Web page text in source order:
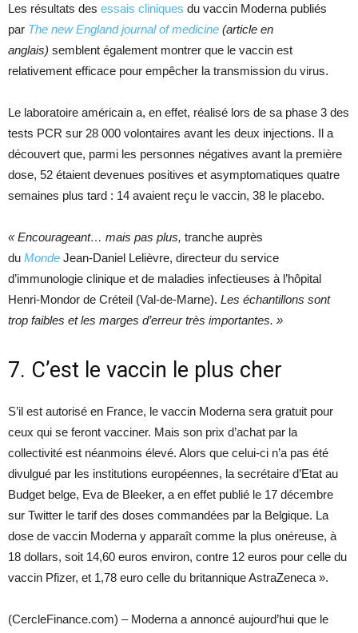
Les résultats des essais cliniques du vaccin Moderna publiés
par The new England journal of medicine (article en
anglais) semblent également montrer que le vaccin est
relativement efficace pour empêcher la transmission du virus.
Le laboratoire américain a, en effet, réalisé lors de sa phase 3 des
tests PCR sur 28 000 volontaires avant les deux injections. Il a
découvert que, parmi les personnes négatives avant la première
dose, 52 étaient devenues positives et asymptomatiques quatre
semaines plus tard : 14 avaient reçu le vaccin, 38 le placebo.
« Encourageant… mais pas plus, tranche auprès
du Monde Jean-Daniel Lelièvre, directeur du service
d’immunologie clinique et de maladies infectieuses à l’hôpital
Henri-Mondor de Créteil (Val-de-Marne). Les échantillons sont
trop faibles et les marges d’erreur très importantes. »
7. C’est le vaccin le plus cher
S’il est autorisé en France, le vaccin Moderna sera gratuit pour
ceux qui se feront vacciner. Mais son prix d’achat par la
collectivité est néanmoins élevé. Alors que celui-ci n’a pas été
divulgué par les institutions européennes, la secrétaire d’Etat au
Budget belge, Eva de Bleeker, a en effet publié le 17 décembre
sur Twitter le tarif des doses commandées par la Belgique. La
dose de vaccin Moderna y apparaît comme la plus onéreuse, à
18 dollars, soit 14,60 euros environ, contre 12 euros pour celle du
vaccin Pfizer, et 1,78 euro celle du britannique AstraZeneca ».
(CercleFinance.com) – Moderna a annoncé aujourd’hui que le